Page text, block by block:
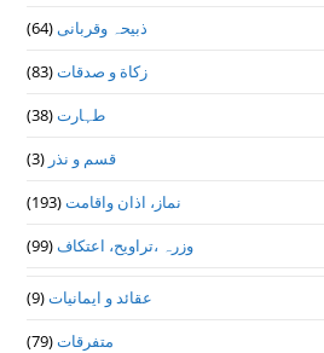
ذبیحہ وقربانی(64)
زکاة و صدقات(83)
طہارت(38)
قسم و نذر (3)
نماز، اذان واقامت(193)
وزرہ ،تراويح، اعتكاف(99)
عقائد و ایمانیات(9)
متفرقات(79)